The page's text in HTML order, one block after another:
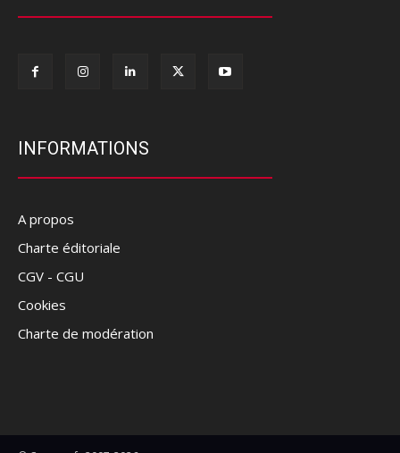
INFORMATIONS
A propos
Charte éditoriale
CGV - CGU
Cookies
Charte de modération